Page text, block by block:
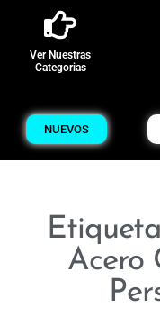
Ver Nuestras
Categorias
NUEVOS
Acero